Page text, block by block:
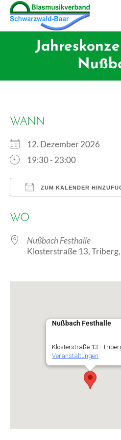
WANN
12. Dezember 2026
19:30 - 23:00
ZUM KALENDER
WO
Nußbach Festhalle
Klosterstraße 13,
Nußbach Festhalle
Klosterstraße 13 -
Veranstaltungen